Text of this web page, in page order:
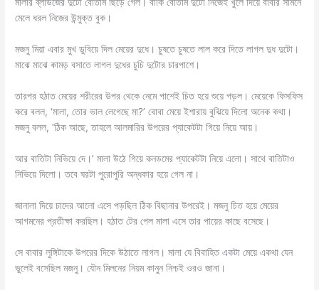
মালার ব্লাউজের দুটো বোতাম ছিঁড়ে গেল। বাকি বোতাম দুটো নিজেই খুলে দিয়ে বাবার সামনে
মেলে ধরল নিজের উন্মুক্ত বুক।
মজনু মিয়া এবার মুখ ডুবিয়ে দিল মেয়ের দুধে। চুষতে চুষতে লাল করে দিতে লাগল দুধ দুটো।
মাঝে মাঝে কামড় বসাতে লাগল দুধের চুচি দুটোর চারপাশে।
তারপর হঠাত মেয়ের শরীরের উপর থেকে নেমে পাশেই চিত হয়ে শুয়ে পড়ল। মেয়েকে ফিসফিস
করে বলল, ‘মালা, তোর ভাল লেগেছে মা?’ বোবা মেয়ে ইশারায় বুঝিয়ে দিলো অনেক কথা।
মজনু বলল, ‘ঠিক আছে, তাহলে আলমারির উপরের প্যাকেটটা গিয়ে নিয়ে আয়।
আর বাতিটা নিভিয়ে দে।’ মালা উঠে গিয়ে কনডমের প্যাকেটটা নিয়ে এলো। সাথে বাতিটাও
নিভিয়ে দিলো। তবে ঘরটা পুরোপুরি অন্ধকার হয়ে গেল না।
জানালা দিয়ে চাদের আলো এসে পড়ছিল ঠিক বিছানার উপরেই। মজনু চিত হয়ে মেয়ের
আগমনের প্রতীক্ষা করছিল। হঠাত টের পেল মালা এসে তার পায়ের কাছে বসেছে।
সে বাবার লুঙ্গিটাকে উপরের দিকে উঠাতে লাগল। মালা যে বিবাহিত একটা মেয়ে একথা যেন
ভুলেই বসেছিল মজনু। যৌন মিলনের নিয়ম কানুন নিশ্চই ওরও জানা।